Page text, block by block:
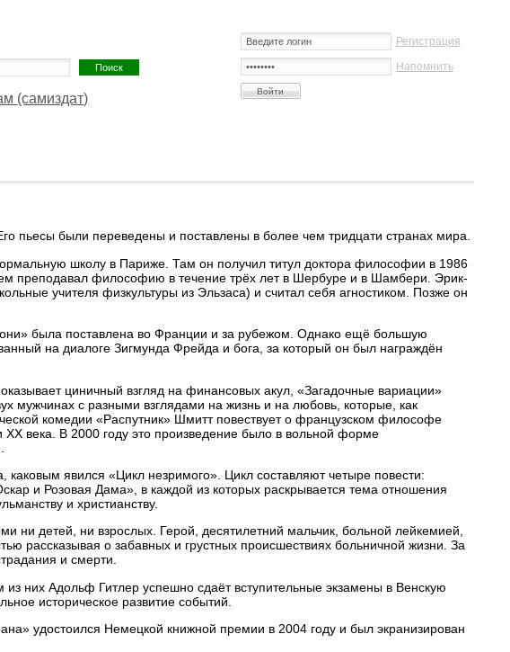
Регистрация
Напомнить
(самиздат)
пьесы были переведены и поставлены в более чем тридцати странах мира.
школу в Париже. Там он получил титул доктора философии в 1986
преподавал философию в течение трёх лет в Шербуре и в Шамбери. Эрик-
учителя физкультуры из Эльзаса) и считал себя агностиком. Позже он
была поставлена во Франции и за рубежом. Однако ещё большую
на диалоге Зигмунда Фрейда и бога, за который он был награждён
циничный взгляд на финансовых акул, «Загадочные вариации»
мужчинах с разными взглядами на жизнь и на любовь, которые, как
комедии «Распутник» Шмитт повествует о французском философе
века. В 2000 году это произведение было в вольной форме
явился «Цикл незримого». Цикл составляют четыре повести:
и Розовая Дама», в каждой из которых раскрывается тема отношения
и христианству.
детей, ни взрослых. Герой, десятилетний мальчик, больной лейкемией,
рассказывая о забавных и грустных происшествиях больничной жизни. За
и смерти.
них Адольф Гитлер успешно сдаёт вступительные экзамены в Венскую
историческое развитие событий.
удостоился Немецкой книжной премии в 2004 году и был экранизирован